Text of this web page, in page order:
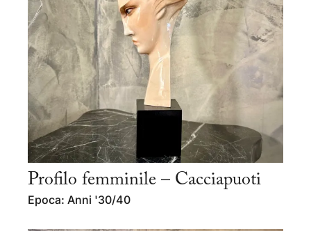
Profilo femminile – Cacciapuoti
Epoca: Anni '30/40